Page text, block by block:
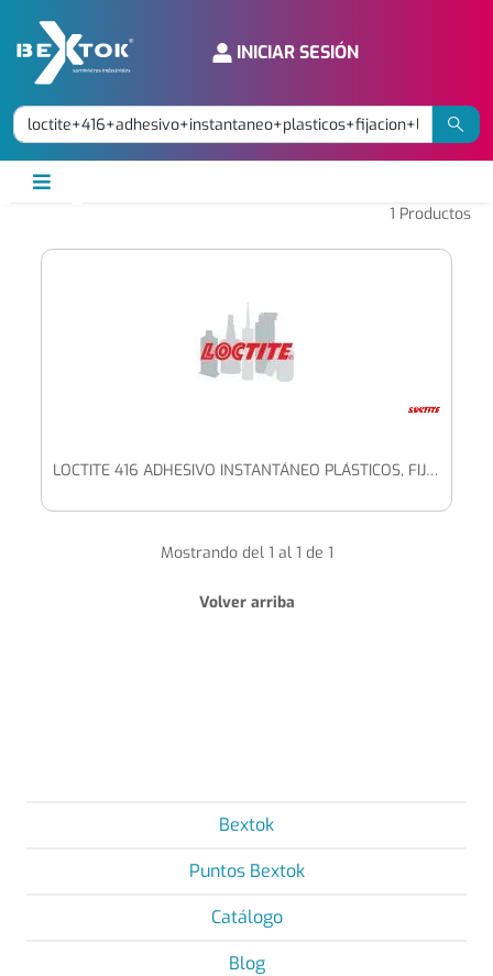
INICIAR SESIÓN
1 Productos
LOCTITE 416 ADHESIVO INSTANTÁNEO PLÁSTICOS, FIJACIÓN LENTA
Mostrando del 1 al 1 de 1
Volver arriba
Bextok
Puntos Bextok
Catálogo
Blog